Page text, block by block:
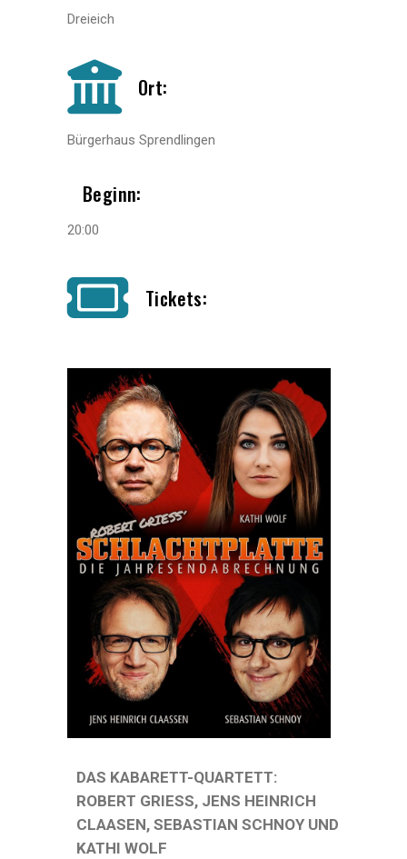
Dreieich
Ort:
Bürgerhaus Sprendlingen
Beginn:
20:00
Tickets:
DAS KABARETT-QUARTETT:
ROBERT GRIESS, JENS HEINRICH
CLAASEN, SEBASTIAN SCHNOY UND
KATHI WOLF